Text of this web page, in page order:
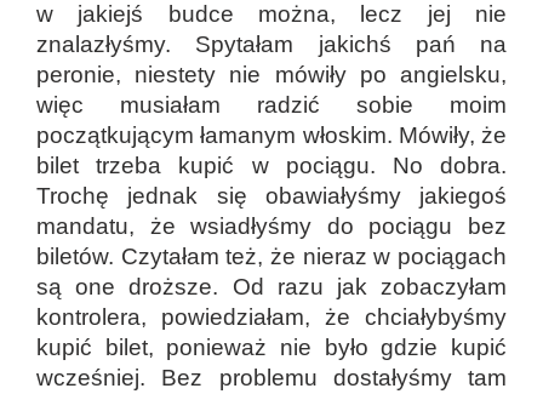
w jakiejś budce można, lecz jej nie
znalazłyśmy. Spytałam jakichś pań na
peronie, niestety nie mówiły po angielsku,
więc musiałam radzić sobie moim
początkującym łamanym włoskim. Mówiły, że
bilet trzeba kupić w pociągu. No dobra.
Trochę jednak się obawiałyśmy jakiegoś
mandatu, że wsiadłyśmy do pociągu bez
biletów. Czytałam też, że nieraz w pociągach
są one droższe. Od razu jak zobaczyłam
kontrolera, powiedziałam, że chciałybyśmy
kupić bilet, ponieważ nie było gdzie kupić
wcześniej. Bez problemu dostałyśmy tam